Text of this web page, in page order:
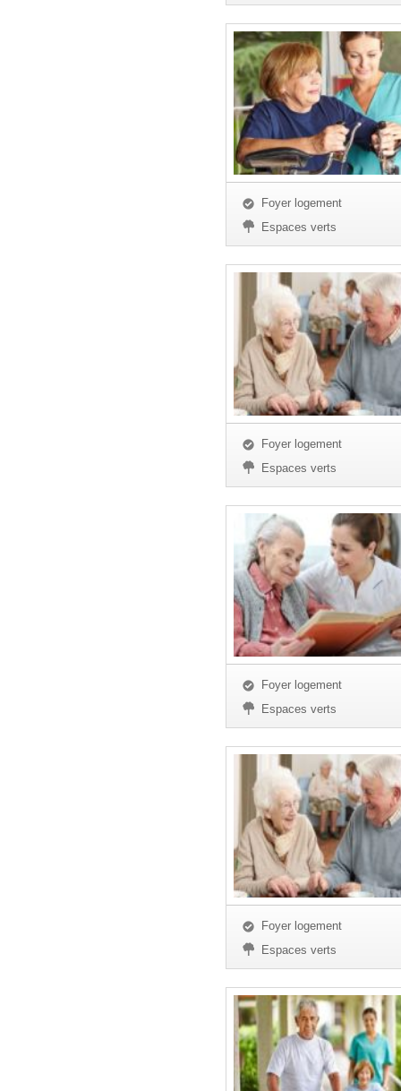
Foyer logement
Espaces verts
Foyer logement
Espaces verts
Foyer logement
Espaces verts
Foyer logement
Espaces verts